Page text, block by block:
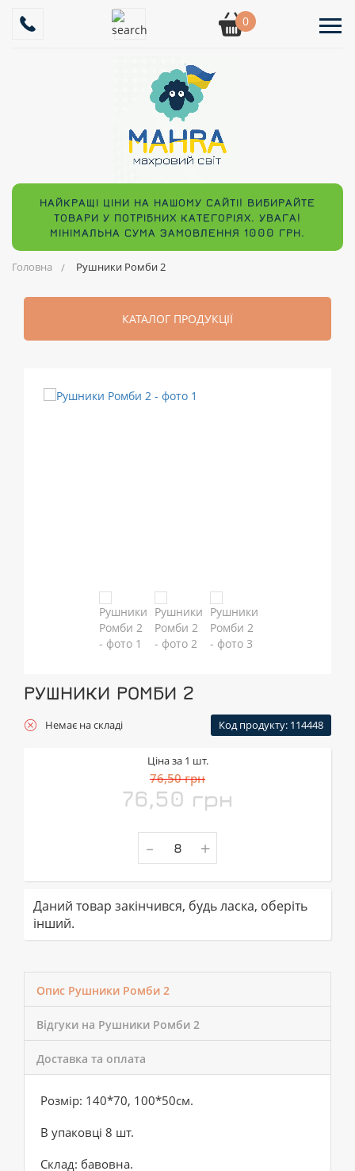
0
НАЙКРАЩІ ЦІНИ НА НАШОМУ САЙТІ! ВИБИРАЙТЕ
ТОВАРИ У ПОТРІБНИХ КАТЕГОРІЯХ. УВАГА!
МІНІМАЛЬНА СУМА ЗАМОВЛЕННЯ 1000 ГРН.
Головна Рушники Ромби 2
КАТАЛОГ ПРОДУКЦІЇ
РУШНИКИ РОМБИ 2
Немає на складі Код продукту: 114448
Ціна за 1 шт.
76,50 грн
76,50 грн
- +
Даний товар закінчився, будь ласка, оберіть
інший.
Опис Рушники Ромби 2
Відгуки на Рушники Ромби 2
Доставка та оплата
Розмір: 140*70, 100*50см.
В упаковці 8 шт.
Склад: бавовна.